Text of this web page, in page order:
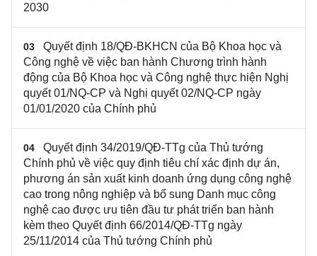
2030
03
Quyết định 18/QĐ-BKHCN của Bộ Khoa học và
Công nghệ về việc ban hành Chương trình hành
động của Bộ Khoa học và Công nghệ thực hiện Nghị
quyết 01/NQ-CP và Nghị quyết 02/NQ-CP ngày
01/01/2020 của Chính phủ
04
Quyết định 34/2019/QĐ-TTg của Thủ tướng
Chính phủ về việc quy định tiêu chí xác định dự án,
phương án sản xuất kinh doanh ứng dụng công nghệ
cao trong nông nghiệp và bổ sung Danh mục công
nghệ cao được ưu tiên đầu tư phát triển ban hành
kèm theo Quyết định 66/2014/QĐ-TTg ngày
25/11/2014 của Thủ tướng Chính phủ